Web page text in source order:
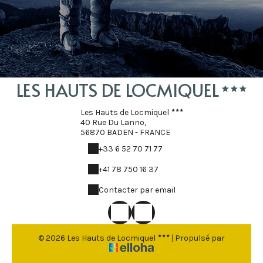
LES HAUTS DE LOCMIQUEL
Les Hauts de Locmiquel
40 Rue Du Lanno,
56870 BADEN - FRANCE
+33 6 52 70 71 77
+41 78 750 16 37
Contacter par email
© 2026 Les Hauts de Locmiquel | Propulsé par